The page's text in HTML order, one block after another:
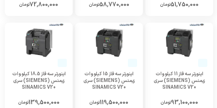
51,750,000تومان 58,770,000تومان 72,800,000تومان
اینورتر سه فاز 11 کیلووات
زیمنس (SIEMENS) سری
SINAMICS V20
93,100,000تومان
اینورتر سه فاز 15 کیلووات
زیمنس (SIEMENS) سری
SINAMICS V20
119,500,000تومان
اینورتر سه فاز 18.5 کیلووات
زیمنس (SIEMENS) سری
SINAMICS V20
139,500,000تومان